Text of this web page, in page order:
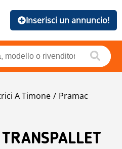
Inserisci un annuncio!
A Timone
Pramac